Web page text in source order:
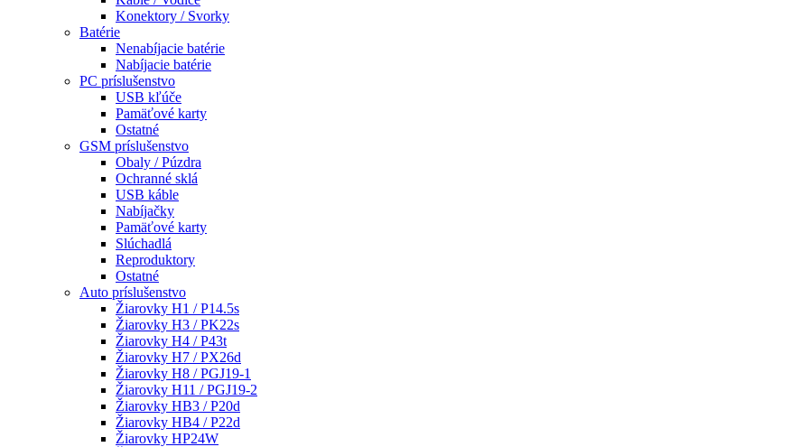
Konektory / Svorky
Batérie
Nenabíjacie batérie
Nabíjacie batérie
PC príslušenstvo
USB kľúče
Pamäťové karty
Ostatné
GSM príslušenstvo
Obaly / Púzdra
Ochranné sklá
USB káble
Nabíjačky
Pamäťové karty
Slúchadlá
Reproduktory
Ostatné
Auto príslušenstvo
Žiarovky H1 / P14.5s
Žiarovky H3 / PK22s
Žiarovky H4 / P43t
Žiarovky H7 / PX26d
Žiarovky H8 / PGJ19-1
Žiarovky H11 / PGJ19-2
Žiarovky HB3 / P20d
Žiarovky HB4 / P22d
Žiarovky HP24W